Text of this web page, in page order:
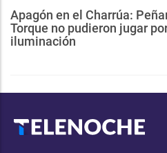
Apagón en el Charrúa:
Torque no pudieron jugar
iluminación